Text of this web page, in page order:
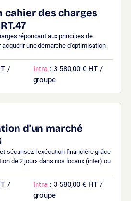
cahier des charges
répondant aux principes de
acquérir une démarche d'optimisation
/
Intra : 3 580,00 € HT /
groupe
d'un marché
sécurisez l’exécution financière grâce
de 2 jours dans nos locaux (inter) ou
/
Intra : 3 580,00 € HT /
groupe